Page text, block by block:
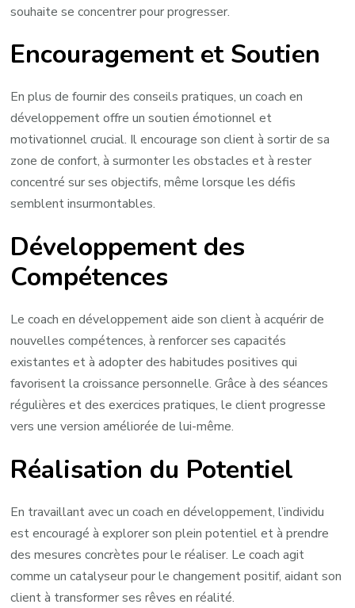
souhaite se concentrer pour progresser.
Encouragement et Soutien
En plus de fournir des conseils pratiques, un coach en
développement offre un soutien émotionnel et
motivationnel crucial. Il encourage son client à sortir de sa
zone de confort, à surmonter les obstacles et à rester
concentré sur ses objectifs, même lorsque les défis
semblent insurmontables.
Développement des
Compétences
Le coach en développement aide son client à acquérir de
nouvelles compétences, à renforcer ses capacités
existantes et à adopter des habitudes positives qui
favorisent la croissance personnelle. Grâce à des séances
régulières et des exercices pratiques, le client progresse
vers une version améliorée de lui-même.
Réalisation du Potentiel
En travaillant avec un coach en développement, l’individu
est encouragé à explorer son plein potentiel et à prendre
des mesures concrètes pour le réaliser. Le coach agit
comme un catalyseur pour le changement positif, aidant son
client à transformer ses rêves en réalité.